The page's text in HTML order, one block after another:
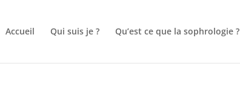
et prise de rendez-vous pour les Sophrologues
Accueil Qui suis je ? Qu’est ce que la sophrologie ?